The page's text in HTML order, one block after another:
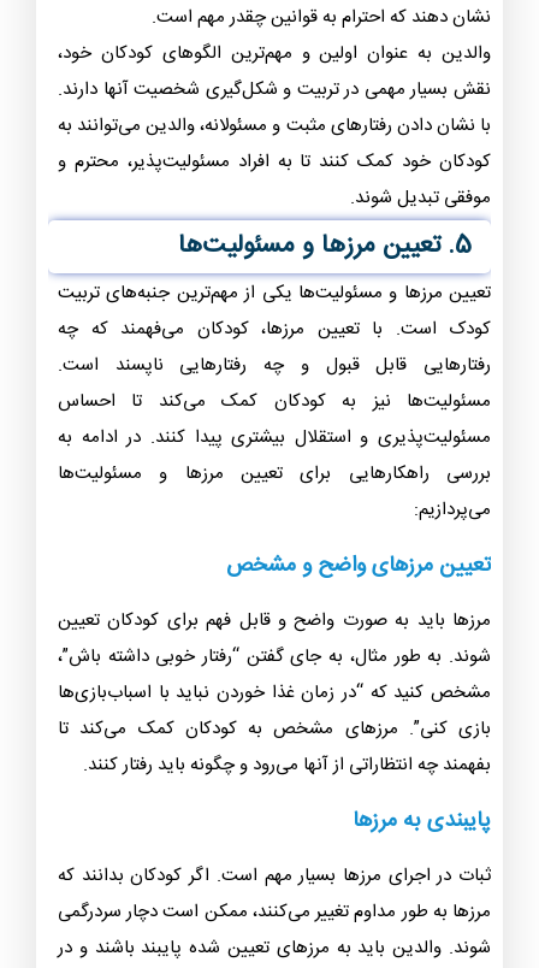
نشان دهند که احترام به قوانین چقدر مهم است.
والدین به عنوان اولین و مهم‌ترین الگوهای کودکان خود،
نقش بسیار مهمی در تربیت و شکل‌گیری شخصیت آنها دارند.
با نشان دادن رفتارهای مثبت و مسئولانه، والدین می‌توانند به
کودکان خود کمک کنند تا به افراد مسئولیت‌پذیر، محترم و
موفقی تبدیل شوند.
تعیین مرزها و مسئولیت‌ها یکی از مهم‌ترین جنبه‌های تربیت
کودک است. با تعیین مرزها، کودکان می‌فهمند که چه
رفتارهایی قابل قبول و چه رفتارهایی ناپسند است.
مسئولیت‌ها نیز به کودکان کمک می‌کند تا احساس
مسئولیت‌پذیری و استقلال بیشتری پیدا کنند. در ادامه به
بررسی راهکارهایی برای تعیین مرزها و مسئولیت‌ها
می‌پردازیم:
تعیین مرزهای واضح و مشخص
مرزها باید به صورت واضح و قابل فهم برای کودکان تعیین
شوند. به طور مثال، به جای گفتن “رفتار خوبی داشته باش”،
مشخص کنید که “در زمان غذا خوردن نباید با اسباب‌بازی‌ها
بازی کنی”. مرزهای مشخص به کودکان کمک می‌کند تا
بفهمند چه انتظاراتی از آنها می‌رود و چگونه باید رفتار کنند.
پایبندی به مرزها
ثبات در اجرای مرزها بسیار مهم است. اگر کودکان بدانند که
مرزها به طور مداوم تغییر می‌کنند، ممکن است دچار سردرگمی
شوند. والدین باید به مرزهای تعیین شده پایبند باشند و در